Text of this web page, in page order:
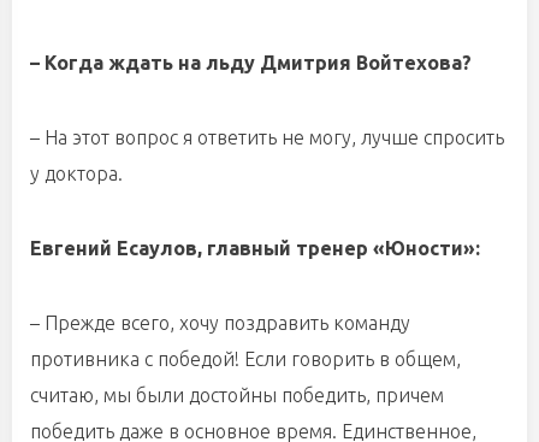
– Когда ждать на льду Дмитрия Войтехова?
– На этот вопрос я ответить не могу, лучше спросить
у доктора.
Евгений Есаулов, главный тренер «Юности»:
– Прежде всего, хочу поздравить команду
противника с победой! Если говорить в общем,
считаю, мы были достойны победить, причем
победить даже в основное время. Единственное,